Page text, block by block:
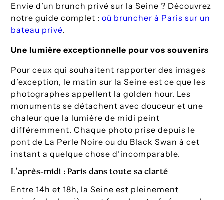
Envie d’un brunch privé sur la Seine ? Découvrez
notre guide complet :où bruncher à Paris sur un
bateau privé.
Une lumière exceptionnelle pour vos souvenirs
Pour ceux qui souhaitent rapporter des images
d’exception, le matin sur la Seine est ce que les
photographes appellent la golden hour. Les
monuments se détachent avec douceur et une
chaleur que la lumière de midi peint
différemment. Chaque photo prise depuis le
pont de La Perle Noire ou du Black Swan à cet
instant a quelque chose d’incomparable.
L’après-midi : Paris dans toute sa clarté
Entre 14h et 18h, la Seine est pleinement